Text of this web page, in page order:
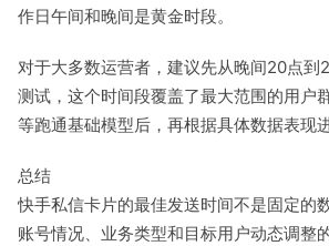
作日午间和晚间是黄金时段。
对于大多数运营者，建议先从晚间20点到
测试，这个时间段覆盖了最大范围的用户
等跑通基础模型后，再根据具体数据表现
总结
快手私信卡片的最佳发送时间不是固定的
账号情况、业务类型和目标用户动态调整